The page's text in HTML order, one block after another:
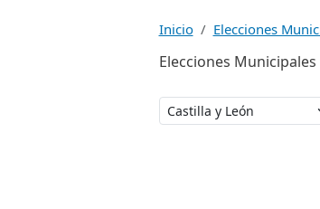
Inicio Elecciones
Elecciones